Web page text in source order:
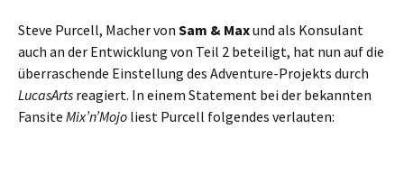
Steve Purcell, Macher von Sam & Maxund als Konsulant
auch an der Entwicklung von Teil 2 beteiligt, hat nun auf die
überraschende Einstellung des Adventure-Projekts durch
LucasArts reagiert. In einem Statement bei der bekannten
Fansite Mix’n’Mojo liest Purcell folgendes verlauten: